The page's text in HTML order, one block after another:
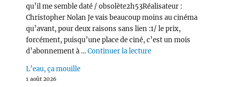
qu’il me semble daté / obsolète2h53Réalisateur :
Christopher Nolan Je vais beaucoup moins au cinéma
qu’avant, pour deux raisons sans lien :1/ le prix,
forcément, puisqu’une place de ciné, c’est un mois
d’abonnement à …Continuer la lecturede « L’Odyssée (2026)
L’eau, ça mouille
1 août 2026